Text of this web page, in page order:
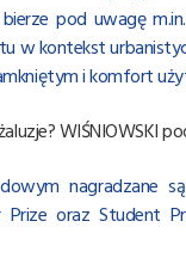
pod uwagę
w kontekst
i komfort
WIŚNIOWSKI
nagradzane
Prize oraz Student